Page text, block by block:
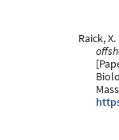
Raick,